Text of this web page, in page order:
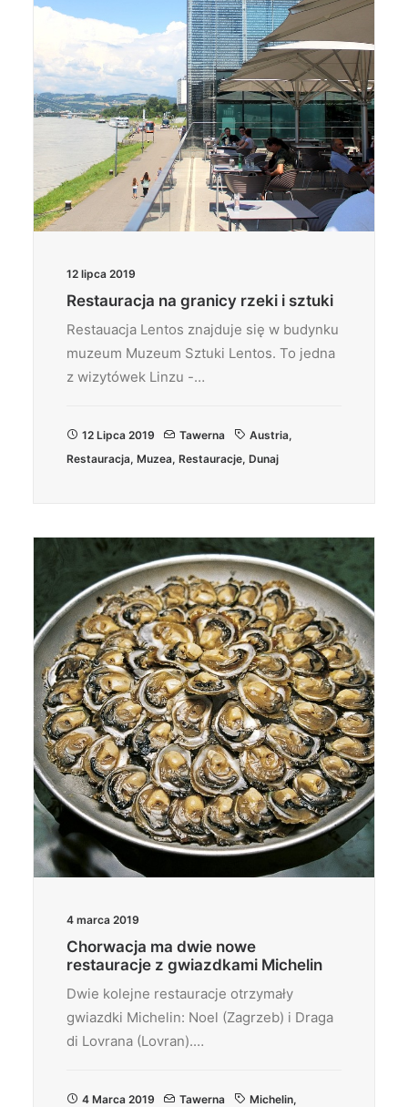
12 lipca 2019
Restauracja na granicy rzeki i sztuki
Restauacja Lentos znajduje się w budynku
muzeum Muzeum Sztuki Lentos. To jedna
z wizytówek Linzu -…
12 Lipca 2019 Tawerna Austria,
Restauracja, Muzea, Restauracje, Dunaj
4 marca 2019
Chorwacja ma dwie nowe
restauracje z gwiazdkami Michelin
Dwie kolejne restauracje otrzymały
gwiazdki Michelin: Noel (Zagrzeb) i Draga
di Lovrana (Lovran).…
4 Marca 2019 Tawerna Michelin,